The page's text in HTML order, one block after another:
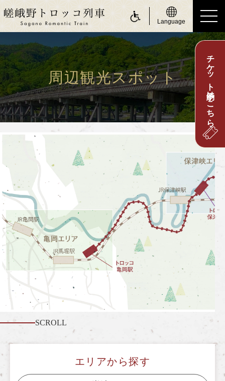
Language
ride a Sagano Romantic Train
トロッコに乗る
運行日のご案内
時刻表のご案内
運賃・乗車券のご案内
座席のご案内
お身体の不自由なお客さまへ
about Sagano Romantic Train
嵯峨野トロッコについて
嵯峨野トロッコ列車とは
季節ごとの楽しみ方
ツアー紹介
よくあるご質問
各駅情報
各駅情報一覧
チケット予約はこちら
周辺観光スポット
SCROLL
エリアから探す